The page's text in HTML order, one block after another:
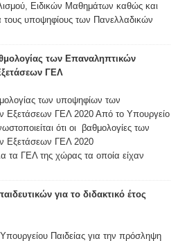
Ειδικών Μαθημάτων καθώς και
υποψηφίους των Πανελλαδικών
των Επαναληπτικών
ΓΕΛ
των υποψηφίων των
Εξετάσεων ΓΕΛ 2020 Από το Υπουργείο
ότι οι βαθμολογίες των
Εξετάσεων ΓΕΛ 2020
τα ΓΕΛ της χώρας τα οποία είχαν
για το διδακτικό έτος
Παιδείας για την πρόσληψη